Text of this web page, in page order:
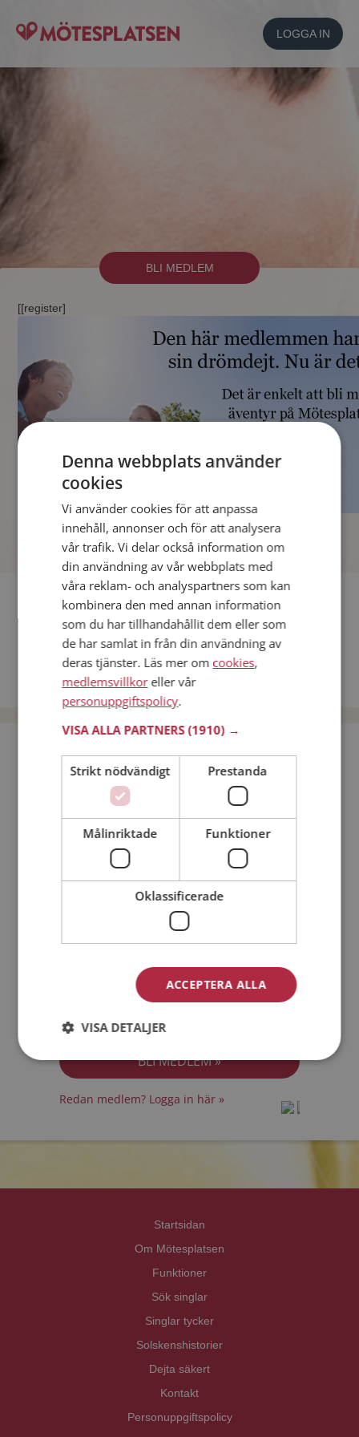
LOGGA IN
BLI MEDLEM
[[register]
Fler singlar
Andra singlar från Stockholm
Dejta män i Sverige
Dejta kvinnor i Sverige
Bli medlem utan kostnad!
Kvinna
Min ålder:
Medlemsvillkoren
Jag accepterarPersonuppgiftspolicyn
Redan medlem? Logga in här »
Startsidan
Om Mötesplatsen
Funktioner
Sök singlar
Singlar tycker
Solskenshistorier
Dejta säkert
Kontakt
Personuppgiftspolicy
Denna webbplats använder
cookies
Vi använder cookies för att anpassa
innehåll, annonser och för att analysera
vår trafik. Vi delar också information om
din användning av vår webbplats med
våra reklam- och analyspartners som kan
kombinera den med annan information
som du har tillhandahållit dem eller som
de har samlat in från din användning av
deras tjänster. Läs mer om cookies,
medlemsvillkoreller vår
personuppgiftspolicy.
VISA ALLA PARTNERS(1910) →
Strikt nödvändigt Prestanda
Målinriktade Funktioner
Oklassificerade
ACCEPTERA ALLA
VISA DETALJER